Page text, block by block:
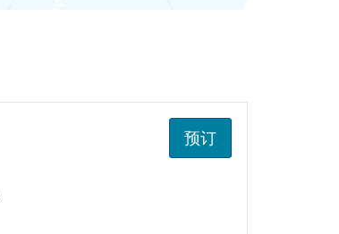
预订